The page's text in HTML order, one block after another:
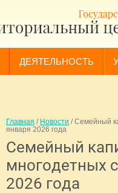
ДЕЯТЕЛЬНОСТЬ
Главная / Новости /Семейный
января 2026 года
Семейный
многодетных
2026 года